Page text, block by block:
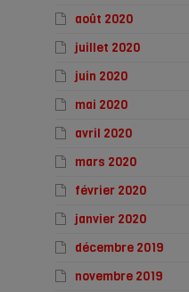
août 2020
juillet 2020
juin 2020
mai 2020
avril 2020
mars 2020
février 2020
janvier 2020
décembre 2019
novembre 2019